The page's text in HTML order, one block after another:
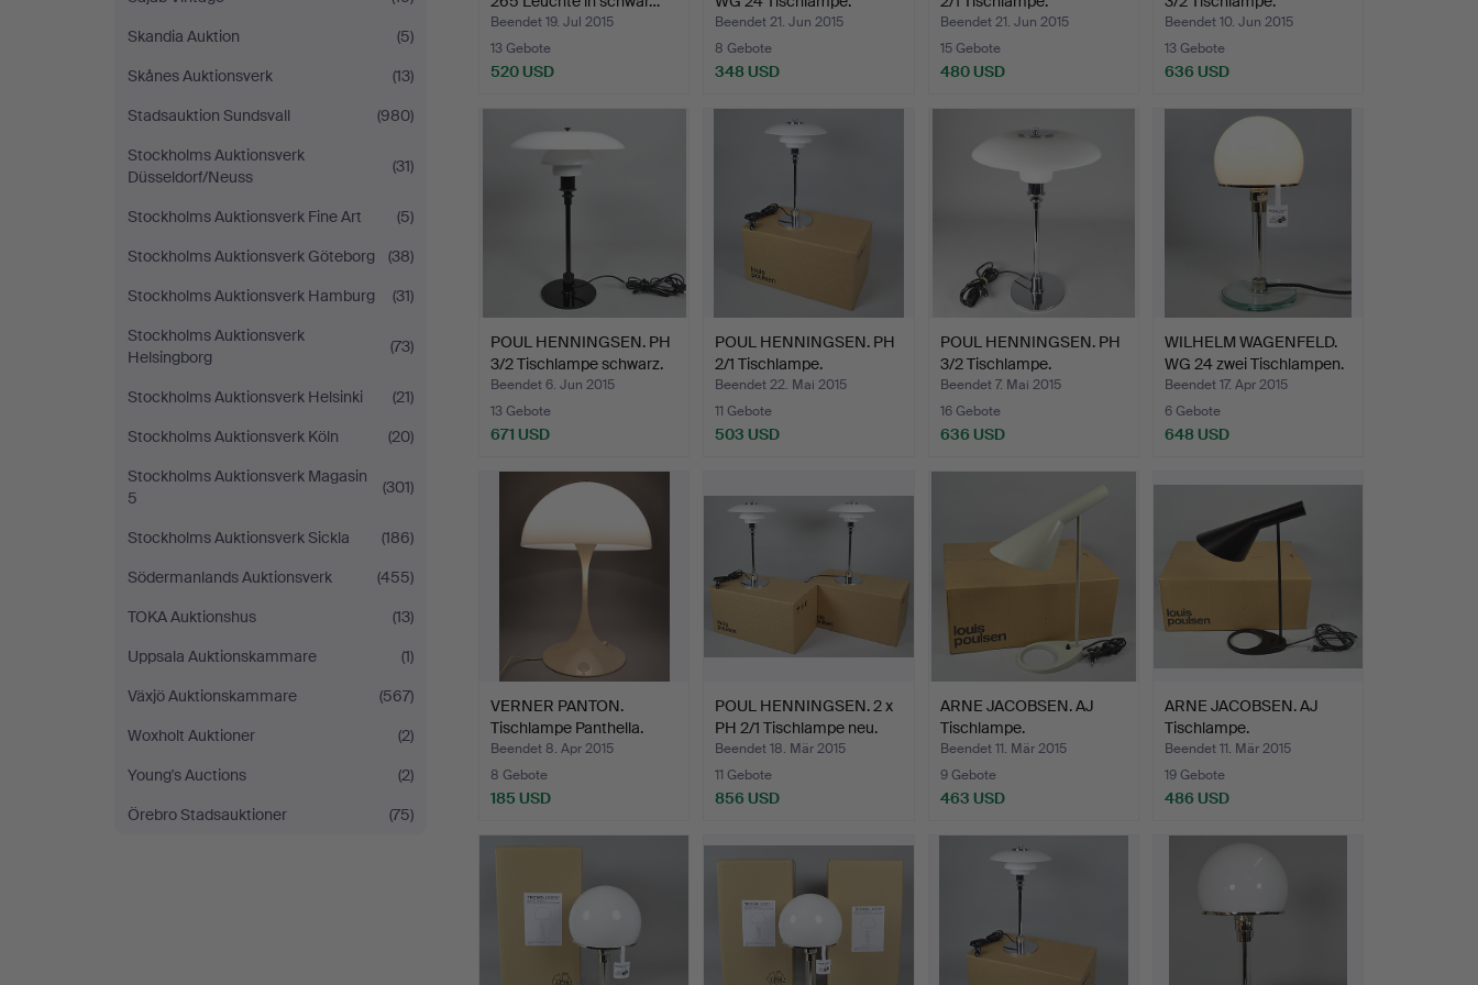
Skandia Auktion
(5)
Skånes Auktionsverk
(13)
Stadsauktion Sundsvall
(980)
Stockholms Auktionsverk
Düsseldorf/Neuss
(31)
Stockholms Auktionsverk Fine Art
(5)
Stockholms Auktionsverk Göteborg
(38)
Stockholms Auktionsverk Hamburg
(31)
Stockholms Auktionsverk
Helsingborg
(73)
Stockholms Auktionsverk Helsinki
(21)
Stockholms Auktionsverk Köln
(20)
Stockholms Auktionsverk Magasin
5
(301)
Stockholms Auktionsverk Sickla
(186)
Södermanlands Auktionsverk
(455)
TOKA Auktionshus
(13)
Uppsala Auktionskammare
(1)
Växjö Auktionskammare
(567)
Woxholt Auktioner
(2)
Young's Auctions
(2)
Örebro Stadsauktioner
(75)
Beendet 19. Jul 2015
13 Gebote
520 USD
Beendet 21. Jun 2015
8 Gebote
348 USD
Beendet 21. Jun 2015
15 Gebote
480 USD
Beendet 10. Jun 2015
13 Gebote
636 USD
POUL HENNINGSEN. PH
3/2 Tischlampe schwarz.
Beendet 6. Jun 2015
13 Gebote
671 USD
POUL HENNINGSEN. PH
2/1 Tischlampe.
Beendet 22. Mai 2015
11 Gebote
503 USD
POUL HENNINGSEN. PH
3/2 Tischlampe.
Beendet 7. Mai 2015
16 Gebote
636 USD
WILHELM WAGENFELD.
WG 24 zwei Tischlampen.
Beendet 17. Apr 2015
6 Gebote
648 USD
VERNER PANTON.
Tischlampe Panthella.
Beendet 8. Apr 2015
8 Gebote
185 USD
POUL HENNINGSEN. 2 x
PH 2/1 Tischlampe neu.
Beendet 18. Mär 2015
11 Gebote
856 USD
ARNE JACOBSEN. AJ
Tischlampe.
Beendet 11. Mär 2015
9 Gebote
463 USD
ARNE JACOBSEN. AJ
Tischlampe.
Beendet 11. Mär 2015
19 Gebote
486 USD